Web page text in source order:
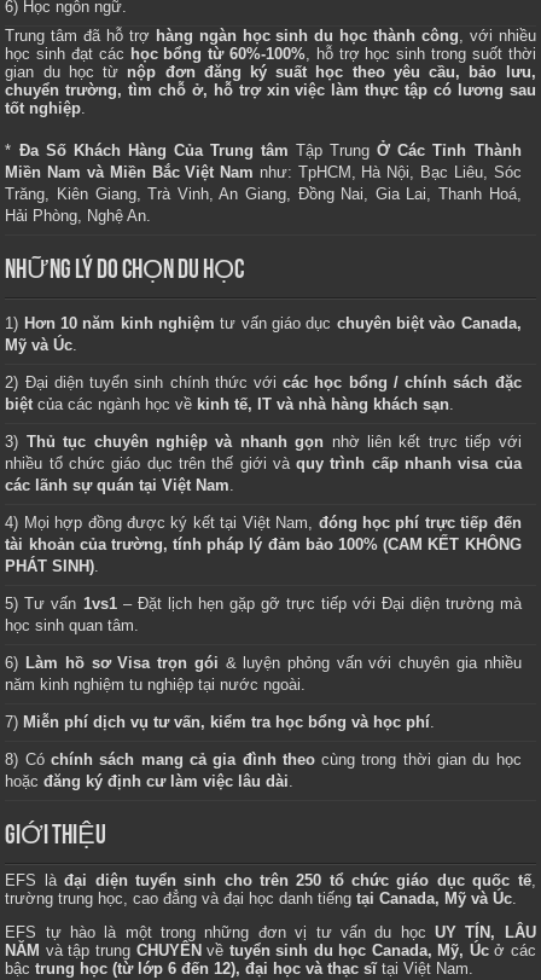
6) Học ngôn ngữ.
Trung tâm đã hỗ trợ hàng ngàn học sinh du học thành công, với nhiều
học sinh đạt các học bổng từ 60%-100%, hỗ trợ học sinh trong suốt thời
gian du học từ nộp đơn đăng ký suất học theo yêu cầu, bảo lưu,
chuyển trường, tìm chỗ ở, hỗ trợ xin việc làm thực tập có lương sau
tốt nghiệp.
* Đa Số Khách Hàng Của Trung tâm Tập TrungỞ Các Tỉnh Thành
Miền Nam và Miền Bắc Việt Nam như: TpHCM, Hà Nội, Bạc Liêu, Sóc
Trăng, Kiên Giang, Trà Vinh, An Giang, Đồng Nai, Gia Lai, Thanh Hoá,
Hải Phòng, Nghệ An.
NHỮNG LÝ DO CHỌN DU HỌC
1) Hơn 10 năm kinh nghiệm tư vấn giáo dục chuyên biệt vào Canada,
Mỹ và Úc.
2) Đại diện tuyển sinh chính thức vớicác học bổng / chính sách đặc
biệt của các ngành học về kinh tế, IT và nhà hàng khách sạn.
3) Thủ tục chuyên nghiệp và nhanh gọn nhờ liên kết trực tiếp với
nhiều tổ chức giáo dục trên thế giới vàquy trình cấp nhanh visa của
các lãnh sự quán tại Việt Nam.
4) Mọi hợp đồng được ký kết tại Việt Nam, đóng học phí trực tiếp đến
tài khoản của trường, tính pháp lý đảm bảo 100% (CAM KẾT KHÔNG
PHÁT SINH).
5) Tư vấn 1vs1– Đặt lịch hẹn gặp gỡ trực tiếp với Đại diện trường mà
học sinh quan tâm.
6) Làm hồ sơ Visa trọn gói & luyện phỏng vấn với chuyên gia nhiều
năm kinh nghiệm tu nghiệp tại nước ngoài.
7) Miễn phí dịch vụ tư vấn, kiểm tra học bổng và học phí.
8) Cóchính sách mang cả gia đình theocùng trong thời gian du học
hoặcđăng ký định cư làm việc lâu dài.
GIỚI THIỆU
EFS làđại diện tuyển sinh cho trên 250 tổ chức giáo dục quốc tế,
trường trung học, cao đẳng và đại học danh tiếng tại Canada, Mỹ và Úc.
EFS tự hào là một trong những đơn vị tư vấn du học UY TÍN, LÂU
NĂM và tập trung CHUYÊN về tuyển sinh du học Canada, Mỹ, Úcở các
bậctrung học (từ lớp 6 đến 12), đại học và thạc sĩtại Việt Nam.